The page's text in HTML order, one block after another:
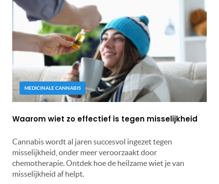
MEDICINALE CANNABIS
Waarom wiet zo effectief is tegen misselijkheid
Cannabis wordt al jaren succesvol ingezet tegen
misselijkheid, onder meer veroorzaakt door
chemotherapie. Ontdek hoe de heilzame wiet je van
misselijkheid af helpt.